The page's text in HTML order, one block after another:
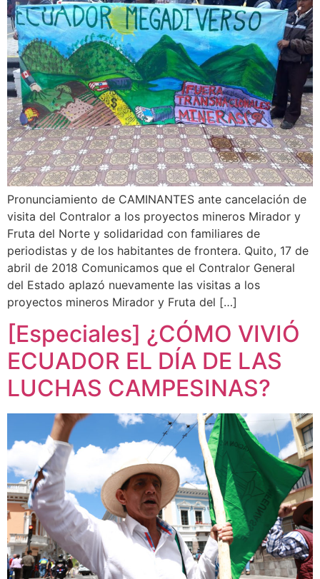
Pronunciamiento de CAMINANTES ante cancelación de
visita del Contralor a los proyectos mineros Mirador y
Fruta del Norte y solidaridad con familiares de
periodistas y de los habitantes de frontera. Quito, 17 de
abril de 2018 Comunicamos que el Contralor General
del Estado aplazó nuevamente las visitas a los
proyectos mineros Mirador y Fruta del […]
[Especiales] ¿CÓMO VIVIÓ
ECUADOR EL DÍA DE LAS
LUCHAS CAMPESINAS?